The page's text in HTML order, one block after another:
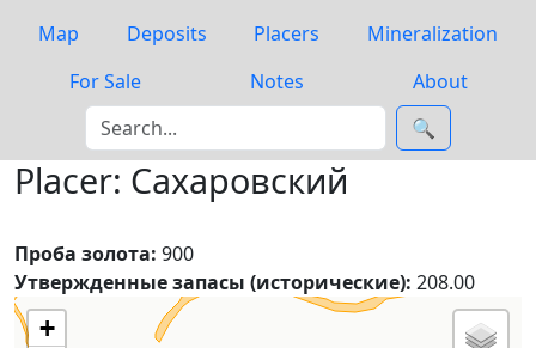
Map Deposits Placers
Mineralization
For Sale
Notes
About
🔍
Placer: Сахаровский
Проба золота: 900
Утвержденные запасы (исторические): 208.00
+